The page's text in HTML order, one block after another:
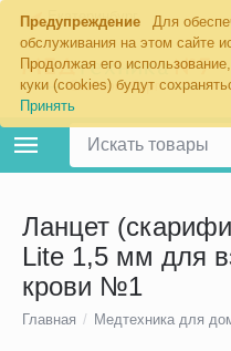
Предупреждение
Для
обслуживания на этом сайте
Продолжая его
куки (cookies) будут
Принять
Екатеринбург
Ланцет
Lite 1,5 мм для
крови №1
Главная / Медтехника для